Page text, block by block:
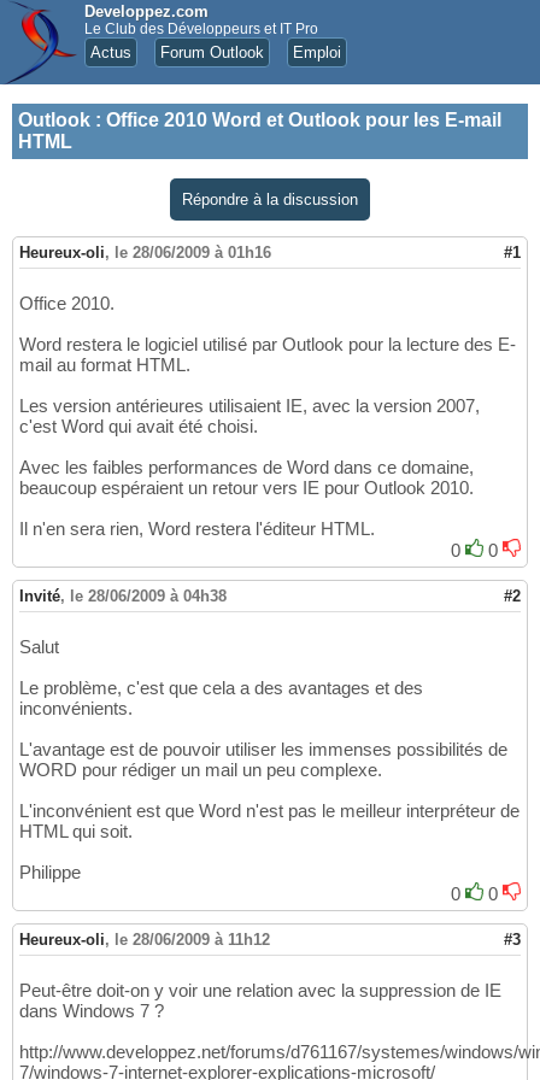
Developpez.com
Le Club des Développeurs et IT Pro
Actus Forum Outlook Emploi
Outlook : Office 2010 Word et Outlook pour les E-mail
HTML
Répondre à la discussion
Heureux-oli, le 28/06/2009 à 01h16 #1
Office 2010.
Word restera le logiciel utilisé par Outlook pour la lecture des E-
mail au format HTML.
Les version antérieures utilisaient IE, avec la version 2007,
c'est Word qui avait été choisi.
Avec les faibles performances de Word dans ce domaine,
beaucoup espéraient un retour vers IE pour Outlook 2010.
Il n'en sera rien, Word restera l'éditeur HTML.
0
0
Invité, le 28/06/2009 à 04h38 #2
Salut
Le problème, c'est que cela a des avantages et des
inconvénients.
L'avantage est de pouvoir utiliser les immenses possibilités de
WORD pour rédiger un mail un peu complexe.
L'inconvénient est que Word n'est pas le meilleur interpréteur de
HTML qui soit.
Philippe
0
0
Heureux-oli, le 28/06/2009 à 11h12 #3
Peut-être doit-on y voir une relation avec la suppression de IE
dans Windows 7 ?
http://www.developpez.net/forums/d761167/systemes/windows/
7/windows-7-internet-explorer-explications-microsoft/